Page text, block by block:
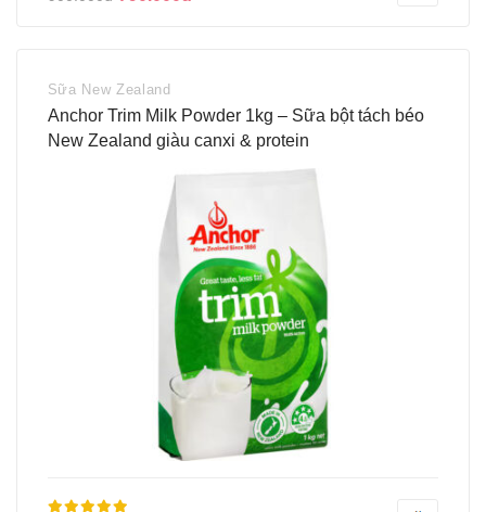
Sữa New Zealand
Anchor Trim Milk Powder 1kg – Sữa bột tách béo
New Zealand giàu canxi & protein